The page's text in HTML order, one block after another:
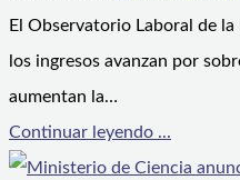
El Observatorio Laboral de
los ingresos avanzan por
aumentan la…
Continuar leyendo ...